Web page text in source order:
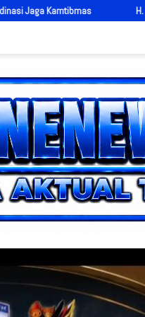
Percepat Persiapan Pembangunan